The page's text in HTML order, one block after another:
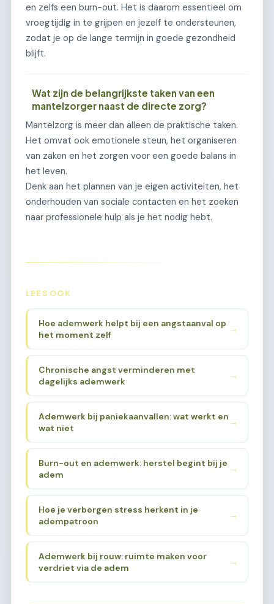
en zelfs een burn-out. Het is daarom essentieel om
vroegtijdig in te grijpen en jezelf te ondersteunen,
zodat je op de lange termijn in goede gezondheid
blijft.
Wat zijn de belangrijkste taken van een
mantelzorger naast de directe zorg?
Mantelzorg is meer dan alleen de praktische taken.
Het omvat ook emotionele steun, het organiseren
van zaken en het zorgen voor een goede balans in
het leven.
Denk aan het plannen van je eigen activiteiten, het
onderhouden van sociale contacten en het zoeken
naar professionele hulp als je het nodig hebt.
LEES OOK
Hoe ademwerk helpt bij een angstaanval op
het moment zelf
→
Chronische angst verminderen met
dagelijks ademwerk
→
Ademwerk bij paniekaanvallen: wat werkt en
wat niet
→
Burn-out en ademwerk: herstel begint bij je
adem
→
Hoe je verborgen stress herkent in je
adempatroon
→
Ademwerk bij rouw: ruimte maken voor
verdriet via de adem
→